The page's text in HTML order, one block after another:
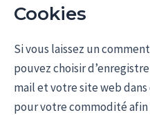
Cookies
Si vous laissez un
pouvez choisir
mail et votre site web
pour votre commodité afin